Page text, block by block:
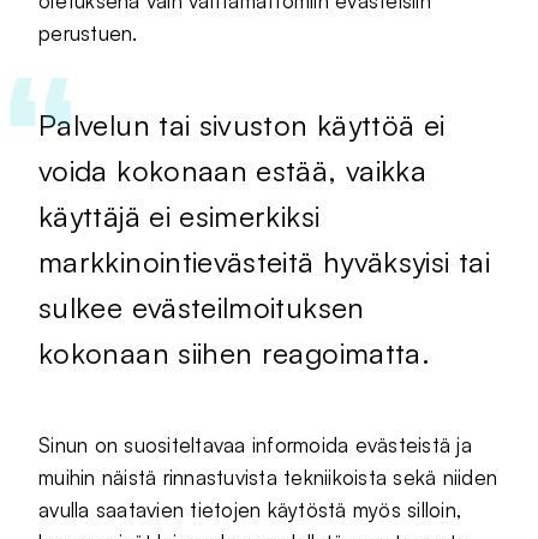
perustuen.
Palvelun tai sivuston käyttöä ei
voida kokonaan estää, vaikka
käyttäjä ei esimerkiksi
markkinointievästeitä hyväksyisi tai
sulkee evästeilmoituksen
kokonaan siihen reagoimatta.
Sinun on suositeltavaa informoida evästeistä ja
muihin näistä rinnastuvista tekniikoista sekä niiden
avulla saatavien tietojen käytöstä myös silloin,